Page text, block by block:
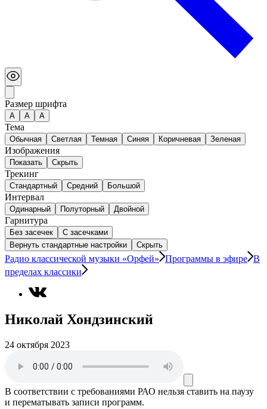
Размер шрифта
А A A
Тема
Обычная Светлая Темная Синяя Коричневая Зеленая
Изображения
Показать Скрыть
Трекинг
Стандартный Средний Большой
Интервал
Одинарный Полуторный Двойной
Гарнитура
Без засечек
С засечками
Вернуть стандартные настройки
Скрыть
Радио классической музыки «Орфей» Программы в эфире В
пределах классики
Николай Хондзинский
24 октября 2023
В соответствии с требованиями РАО нельзя ставить на паузу
и перематывать записи программ.